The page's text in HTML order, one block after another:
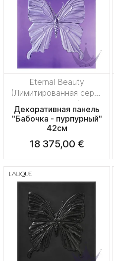
Eternal Beauty
(Лимитированная серия
на 50 пред.)
Декоративная панель
"Бабочка - пурпурный"
42см
18 375,00 €